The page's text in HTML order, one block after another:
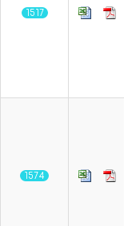
1517
1574